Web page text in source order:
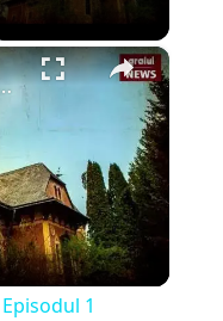
×
Episodul 1
1